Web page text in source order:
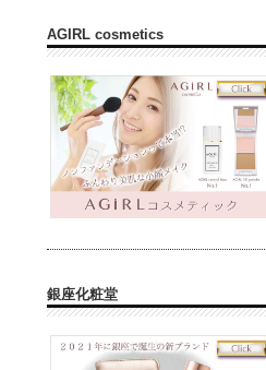
AGIRL cosmetics
銀座化粧堂